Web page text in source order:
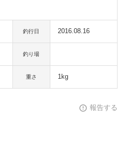
釣行日 2016.08.16
釣り場
重さ 1kg
報告する